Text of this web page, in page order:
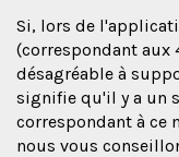
Si, lors de
(correspondant aux
désagréable à
signifie qu'il y a un
correspondant à ce
nous vous